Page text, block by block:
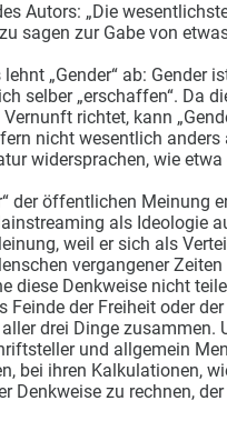
Autors: „Die
sagen zur Gabe von
„Gender“ ab: Gender
selber „erschaffen“. Da
richtet, kann
nicht wesentlich
widersprachen, wie
der öffentlichen Meinung
als Ideologie
weil er sich als
vergangener
diese Denkweise nicht
Feinde der Freiheit oder
drei Dinge zusammen.
und allgemein
bei ihren Kalkulationen,
Denkweise zu rechnen,